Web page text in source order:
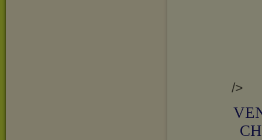
/>